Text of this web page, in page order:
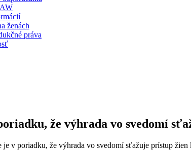
ženách
práva
že výhrada vo svedomí
je v poriadku, že výhrada vo svedomí sťažuje prístup